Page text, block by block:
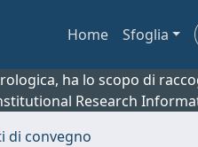
Home Sfoglia
ha lo scopo di
Research
di convegno